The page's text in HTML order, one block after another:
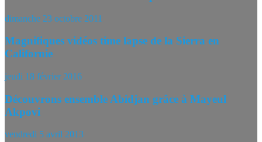
dimanche 23 octobre 2011
Magnifiques vidéos time lapse de la Sierra en
Californie
jeudi 18 février 2016
Découvrons ensemble Abidjan grâce à Mayeul
Akpovi
vendredi 5 avril 2013